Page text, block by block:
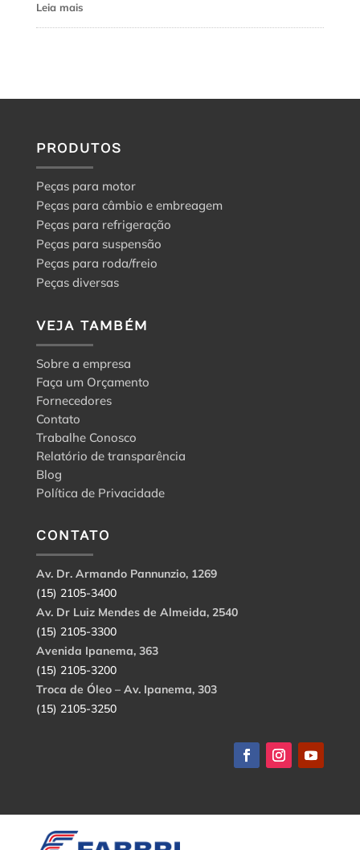
Leia mais:
o
a
PRODUTOS
Peças para motor
Peças para câmbio e embreagem
Peças para refrigeração
Peças para suspensão
Peças para roda/freio
Peças diversas
VEJA TAMBÉM
Sobre a empresa
Faça um Orçamento
Fornecedores
Contato
Trabalhe Conosco
Relatório de transparência
Blog
Política de Privacidade
CONTATO
Av. Dr. Armando Pannunzio, 1269
(15) 2105-3400
Av. Dr Luiz Mendes de Almeida, 2540
(15) 2105-3300
Avenida Ipanema, 363
(15) 2105-3200
Troca de Óleo – Av. Ipanema, 303
(15) 2105-3250